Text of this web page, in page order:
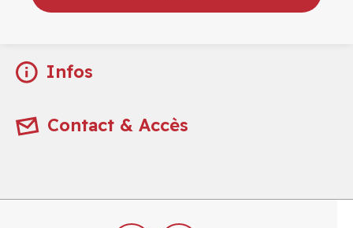
Infos pratiques
Infos
Contact & Accès